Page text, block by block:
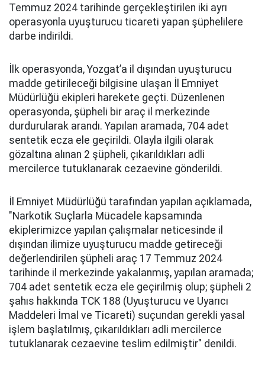
Temmuz 2024 tarihinde gerçekleştirilen iki ayrı
operasyonla uyuşturucu ticareti yapan şüphelilere
darbe indirildi.
İlk operasyonda, Yozgat’a il dışından uyuşturucu
madde getirileceği bilgisine ulaşan İl Emniyet
Müdürlüğü ekipleri harekete geçti. Düzenlenen
operasyonda, şüpheli bir araç il merkezinde
durdurularak arandı. Yapılan aramada, 704 adet
sentetik ecza ele geçirildi. Olayla ilgili olarak
gözaltına alınan 2 şüpheli, çıkarıldıkları adli
mercilerce tutuklanarak cezaevine gönderildi.
İl Emniyet Müdürlüğü tarafından yapılan açıklamada,
"Narkotik Suçlarla Mücadele kapsamında
ekiplerimizce yapılan çalışmalar neticesinde il
dışından ilimize uyuşturucu madde getireceği
değerlendirilen şüpheli araç 17 Temmuz 2024
tarihinde il merkezinde yakalanmış, yapılan aramada;
704 adet sentetik ecza ele geçirilmiş olup; şüpheli 2
şahıs hakkında TCK 188 (Uyuşturucu ve Uyarıcı
Maddeleri İmal ve Ticareti) suçundan gerekli yasal
işlem başlatılmış, çıkarıldıkları adli mercilerce
tutuklanarak cezaevine teslim edilmiştir" denildi.